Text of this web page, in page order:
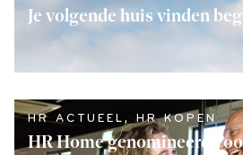
Je volgende huis vinden
HR ACTUEEL ,HR KOPEN
HR Home genomineerd